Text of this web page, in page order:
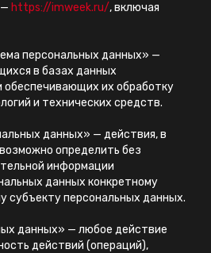
https://imweek.ru/, включая
персональных данных» —
в базах данных
обеспечивающих их обработку
и технических средств.
данных» — действия, в
определить без
информации
данных конкретному
субъекту персональных данных.
данных» — любое действие
действий (операций),